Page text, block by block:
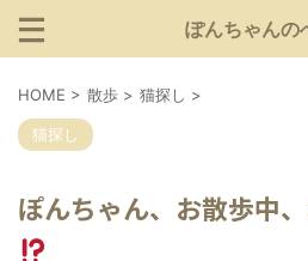
ぽんちゃんの
HOME > 散歩 > 猫探し >
猫探し
ぽんちゃん、お散歩中